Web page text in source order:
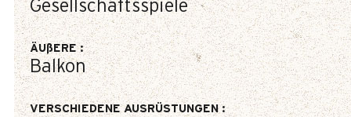
Gesellschaftsspiele
ÄUßERE:
Balkon
VERSCHIEDENE AUSRÜSTUNGEN: